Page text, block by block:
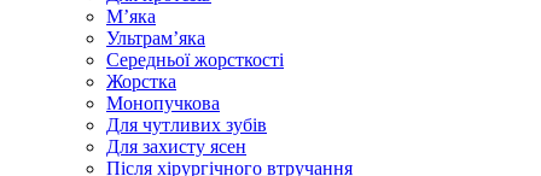
Мʼяка
Ультрамʼяка
Середньої жорсткості
Жорстка
Монопучкова
Для чутливих зубів
Для захисту ясен
Після хірургічного втручання